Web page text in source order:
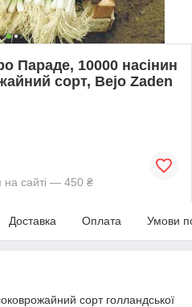
Параде, 10000 насінин
сорт, Bejo Zaden
на сайті — 450 ₴
Доставка Оплата Умови
сорт голландської